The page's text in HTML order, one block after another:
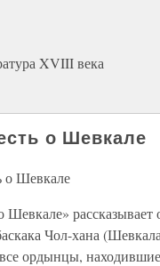
XVIII века
о Шевкале
о Шевкале
Шевкале»
Чол-хана
ордынцы,